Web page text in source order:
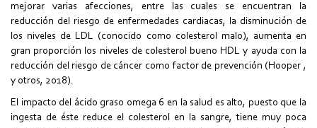
mejorar varias afecciones, entre las cuales se encuentran la
reducción del riesgo de enfermedades cardiacas, la disminución de
los niveles de LDL (conocido como colesterol malo), aumenta en
gran proporción los niveles de colesterol bueno HDL y ayuda con la
reducción del riesgo de cáncer como factor de prevención (Hooper ,
y otros, 2018).
El impacto del ácido graso omega 6 en la salud es alto, puesto que la
ingesta de éste reduce el colesterol en la sangre, tiene muy poca